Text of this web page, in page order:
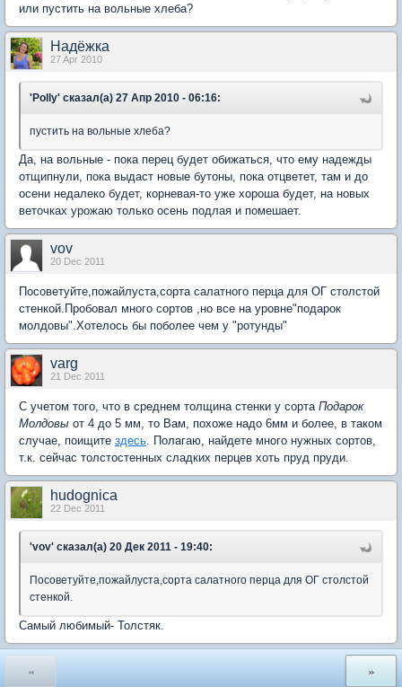
или пустить на вольные хлеба?
Надёжка
27 Apr 2010
'Polly' сказал(а) 27 Апр 2010 - 06:16:
пустить на вольные хлеба?
Да, на вольные - пока перец будет обижаться, что ему надежды
отщипнули, пока выдаст новые бутоны, пока отцветет, там и до
осени недалеко будет, корневая-то уже хороша будет, на новых
веточках урожаю только осень подлая и помешает.
vov
20 Dec 2011
Посоветуйте,пожайлуста,сорта салатного перца для ОГ столстой
стенкой.Пробовал много сортов ,но все на уровне"подарок
молдовы".Хотелось бы поболее чем у "ротунды"
varg
21 Dec 2011
С учетом того, что в среднем толщина стенки у сорта Подарок
Молдовы от 4 до 5 мм, то Вам, похоже надо 6мм и более, в таком
случае, поищите здесь . Полагаю, найдете много нужных сортов,
т.к. сейчас толстостенных сладких перцев хоть пруд пруди.
hudognica
22 Dec 2011
'vov' сказал(а) 20 Дек 2011 - 19:40:
Посоветуйте,пожайлуста,сорта салатного перца для ОГ столстой
стенкой.
Самый любимый- Толстяк.
« »